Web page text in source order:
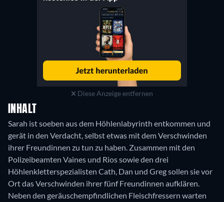
Diese Anzeige entfernen
INHALT
Sarah ist soeben aus dem Höhlenlabyrinth entkommen und
gerät in den Verdacht, selbst etwas mit dem Verschwinden
ihrer Freundinnen zu tun zu haben. Zusammen mit den
Polizeibeamten Vaines und Rios sowie den drei
Höhlenkletterspezialisten Cath, Dan und Greg sollen sie vor
Ort das Verschwinden ihrer fünf Freundinnen aufklären.
Neben den geräuschempfindlichen Fleischfressern warten